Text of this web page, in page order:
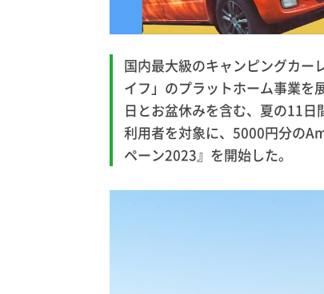
国内最大級のキャンピングカー
イフ」のプラットホーム事業
日とお盆休みを含む、夏の11
利用者を対象に、5000円分の
ペーン2023』を開始した。